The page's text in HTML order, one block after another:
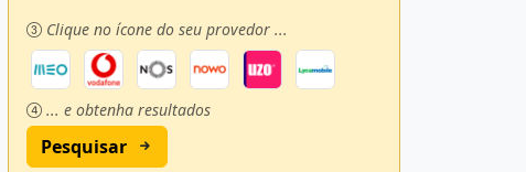
Clique no ícone do seu provedor ...
... e obtenha resultados
Pesquisar